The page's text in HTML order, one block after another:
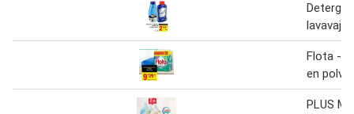
Flota -
en polvo
PLUS